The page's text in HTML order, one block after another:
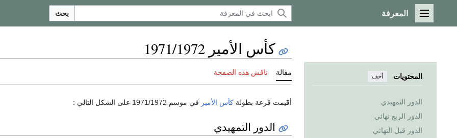
القائمة الرئيسية
المعرفة بحث
المحتويات أخف
الدور التمهيدي
الدور الربع نهائي
الدور قبل النهائي
كأس الأمير 1971/1972
مقالة ناقش هذه الصفحة
أقيمت قرعة بطولة كأس الأمير في موسم 1971/1972 على الشكل التالي :
الدور التمهيدي